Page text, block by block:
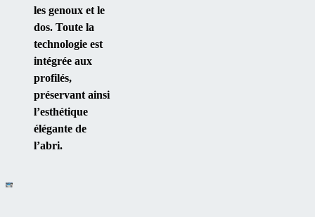
les genoux et le
dos. Toute la
technologie est
intégrée aux
profilés,
préservant ainsi
l’esthétique
élégante de
l’abri.